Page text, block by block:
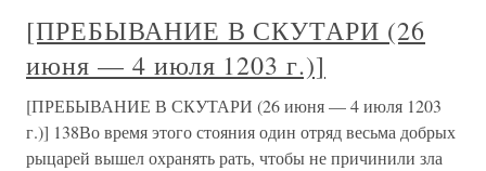
[ПРЕБЫВАНИЕ В СКУТАРИ (26
июня — 4 июля 1203 г.)]
[ПРЕБЫВАНИЕ В СКУТАРИ (26 июня — 4 июля 1203
г.)] 138Во время этого стояния один отряд весьма добрых
рыцарей вышел охранять рать, чтобы не причинили зла